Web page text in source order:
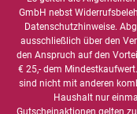
GmbH nebst
Datenschutzhinweise.
ausschließlich über den
den Anspruch auf den
€ 25,- dem
sind nicht mit anderen
Haushalt nur
Gutscheinaktionen gelten